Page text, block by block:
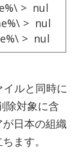
> nul
> nul
> nul
ルと同時に
除対象に含
日本の組織
ます。